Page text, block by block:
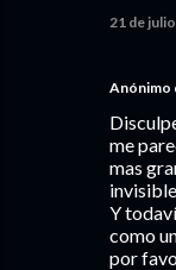
21 de julio
Anónimo
me
mas
Y
como
por